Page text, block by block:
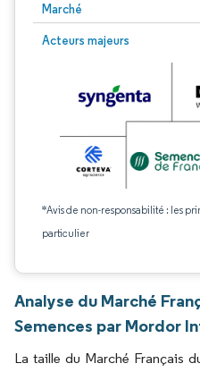
Marché
Acteurs majeurs
*Avis de non-responsabilité : les
particulier
Analyse du Marché
Semences par Mordor
La taille du Marché Français